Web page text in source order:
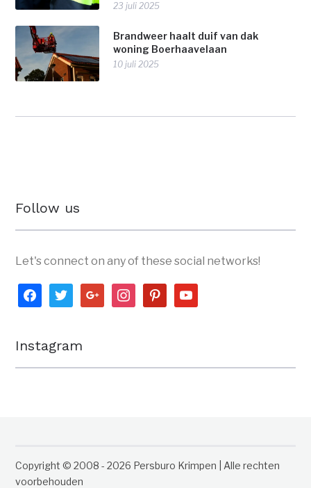
23 juli 2025
Brandweer haalt duif van dak
woning Boerhaavelaan
10 juli 2025
Follow us
Let's connect on any of these social networks!
facebooktwittergoogleinstagrampinterestyoutube
Instagram
Copyright © 2008 - 2026 Persburo Krimpen | Alle rechten
voorbehouden